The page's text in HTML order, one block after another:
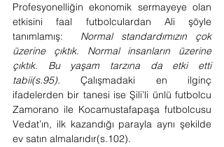
Profesyonelliğin ekonomik sermayeye olan
etkisini faal futbolculardan Ali şöyle
tanımlamış: Normal standardımızın çok
üzerine çıktık. Normal insanların üzerine
çıktık. Bu yaşam tarzına da etki etti
tabii(s.95). Çalışmadaki en ilginç
ifadelerden bir tanesi ise Şili’li ünlü futbolcu
Zamorano ile Kocamustafapaşa futbolcusu
Vedat’ın, ilk kazandığı parayla aynı şekilde
ev satın almalarıdır(s.102).